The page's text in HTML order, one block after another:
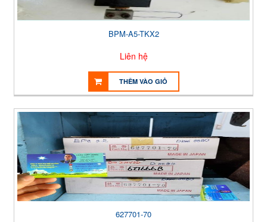
BPM-A5-TKX2
Liên hệ
THÊM VÀO GIỎ
627701-70